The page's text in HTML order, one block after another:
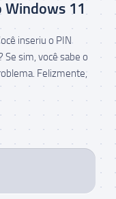
Windows 11
inseriu o PIN
sim, você sabe o
Felizmente,